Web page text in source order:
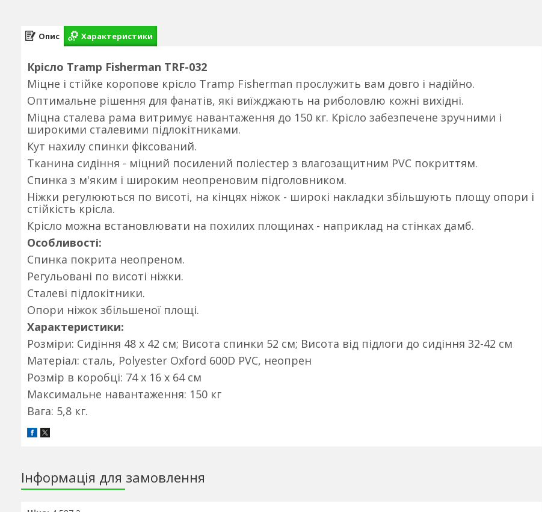
Опис Характеристики
Крісло Tramp Fisherman TRF-032
Міцне і стійке коропове крісло Tramp Fisherman прослужить вам довго і надійно.
Оптимальне рішення для фанатів, які виїжджають на риболовлю кожні вихідні.
Міцна сталева рама витримує навантаження до 150 кг. Крісло забезпечене зручними і
широкими сталевими підлокітниками.
Кут нахилу спинки фіксований.
Тканина сидіння - міцний посилений поліестер з влагозащитним PVC покриттям.
Спинка з м'яким і широким неопреновим підголовником.
Ніжки регулюються по висоті, на кінцях ніжок - широкі накладки збільшують площу опори і
стійкість крісла.
Крісло можна встановлювати на похилих площинах - наприклад на стінках дамб.
Особливості:
Спинка покрита неопреном.
Регульовані по висоті ніжки.
Сталеві підлокітники.
Опори ніжок збільшеної площі.
Характеристики:
Розміри: Сидіння 48 х 42 см; Висота спинки 52 см; Висота від підлоги до сидіння 32-42 см
Матеріал: сталь, Polyester Oxford 600D PVC, неопрен
Розмір в коробці: 74 х 16 х 64 см
Максимальне навантаження: 150 кг
Вага: 5,8 кг.
Інформація для замовлення